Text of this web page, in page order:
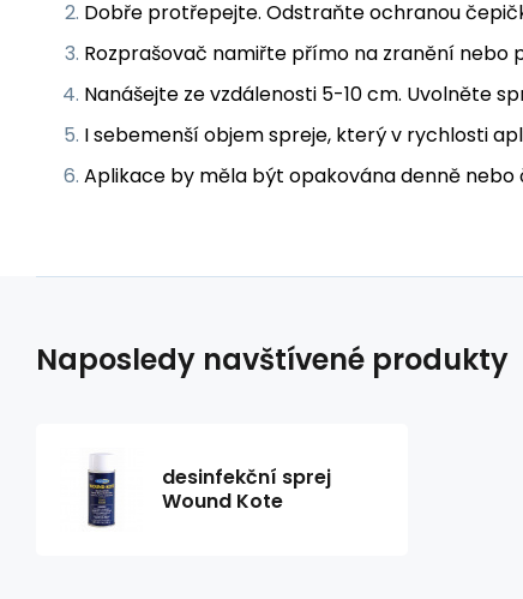
Dobře protřepejte. Odstraňte ochranou
Rozprašovač namiřte přímo na zranění nebo
Nanášejte ze vzdálenosti 5-10 cm. Uvolněte
I sebemenší objem spreje, který v rychlosti
Aplikace by měla být opakována denně nebo
Naposledy navštívené produkty
desinfekční sprej
Wound Kote